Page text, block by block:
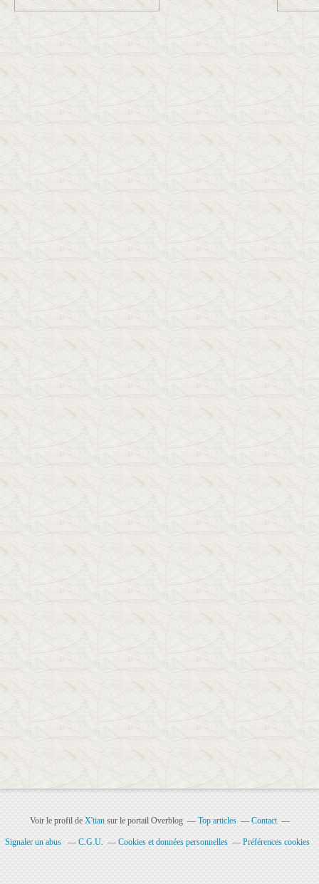
Voir le profil de X'tiansur le portail Overblog Top articles Contact
Signaler un abus C.G.U. Cookies et données personnelles Préférences cookies